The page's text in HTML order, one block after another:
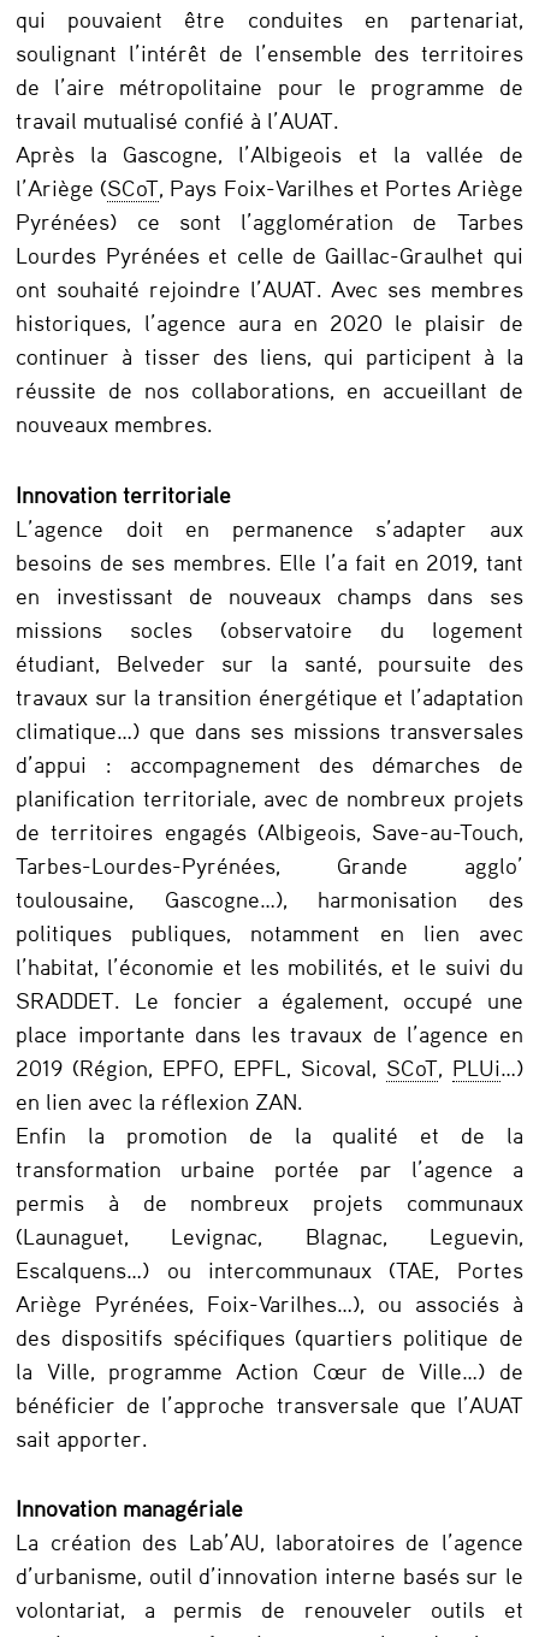
qui pouvaient être conduites en partenariat,
soulignant l’intérêt de l’ensemble des territoires
de l’aire métropolitaine pour le programme de
travail mutualisé confié à l’AUAT.
Après la Gascogne, l’Albigeois et la vallée de
l’Ariège (SCoT, Pays Foix-Varilhes et Portes Ariège
Pyrénées) ce sont l’agglomération de Tarbes
Lourdes Pyrénées et celle de Gaillac-Graulhet qui
ont souhaité rejoindre l’AUAT. Avec ses membres
historiques, l’agence aura en 2020 le plaisir de
continuer à tisser des liens, qui participent à la
réussite de nos collaborations, en accueillant de
nouveaux membres.
Innovation territoriale
L’agence doit en permanence s’adapter aux
besoins de ses membres. Elle l’a fait en 2019, tant
en investissant de nouveaux champs dans ses
missions socles (observatoire du logement
étudiant, Belveder sur la santé, poursuite des
travaux sur la transition énergétique et l’adaptation
climatique…) que dans ses missions transversales
d’appui : accompagnement des démarches de
planification territoriale, avec de nombreux projets
de territoires engagés (Albigeois, Save-au-Touch,
Tarbes-Lourdes-Pyrénées, Grande agglo’
toulousaine, Gascogne…), harmonisation des
politiques publiques, notamment en lien avec
l’habitat, l’économie et les mobilités, et le suivi du
SRADDET. Le foncier a également, occupé une
place importante dans les travaux de l’agence en
2019 (Région, EPFO, EPFL, Sicoval, SCoT, PLUi …)
en lien avec la réflexion ZAN.
Enfin la promotion de la qualité et de la
transformation urbaine portée par l’agence a
permis à de nombreux projets communaux
(Launaguet, Levignac, Blagnac, Leguevin,
Escalquens…) ou intercommunaux (TAE, Portes
Ariège Pyrénées, Foix-Varilhes…), ou associés à
des dispositifs spécifiques (quartiers politique de
la Ville, programme Action Cœur de Ville…) de
bénéficier de l’approche transversale que l’AUAT
sait apporter.
Innovation managériale
La création des Lab’AU, laboratoires de l’agence
d’urbanisme, outil d’innovation interne basés sur le
volontariat, a permis de renouveler outils et